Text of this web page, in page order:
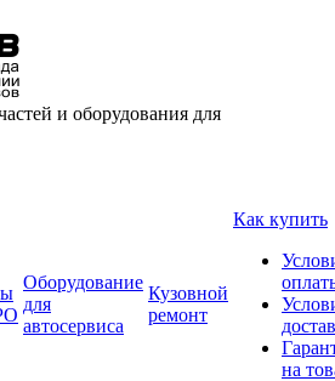
и оборудования для
Оборудование
для
автосервиса
Кузовной
ремонт
Как купить
на